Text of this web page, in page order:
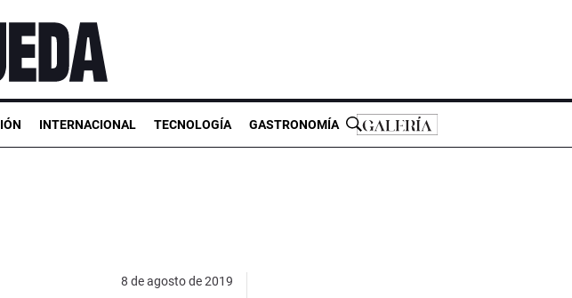
INTERNACIONAL TECNOLOGÍA GASTRONOMÍA
8 de agosto de 2019